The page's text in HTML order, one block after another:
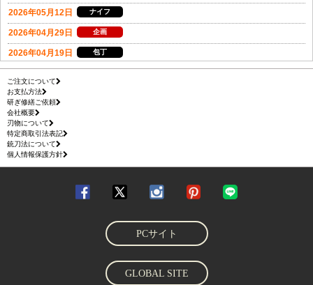
ご注文について
お支払方法
研ぎ修繕ご依頼
会社概要
刃物について
特定商取引法表記
銃刀法について
個人情報保護方針
PCサイト
GLOBAL SITE